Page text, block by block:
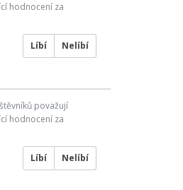
hodnocení za
Líbí Nelíbí
považují
hodnocení za
Líbí Nelíbí